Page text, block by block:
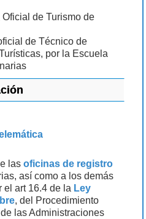
de Turismo de
de Técnico de
por la Escuela
lasoficinas de registro
así como a los demás
el art 16.4 de la Ley
, del Procedimiento
las Administraciones